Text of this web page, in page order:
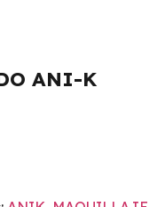
ANI-K